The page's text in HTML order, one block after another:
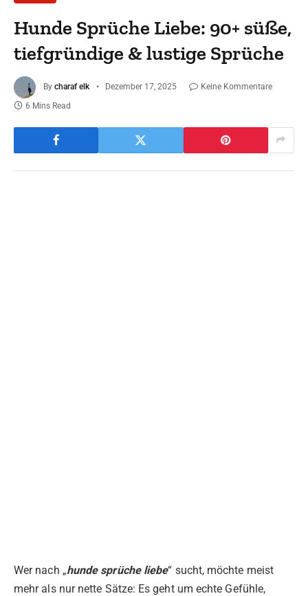
Hunde Sprüche Liebe: 90+ süße,
tiefgründige & lustige Sprüche
By charaf elk Dezember 17, 2025
Keine Kommentare
6 Mins Read
Wer nach „hunde sprüche liebe“ sucht, möchte meist
mehr als nur nette Sätze: Es geht um echte Gefühle,